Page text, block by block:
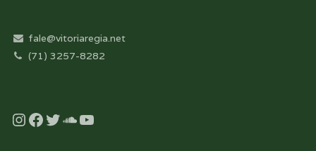
fale@vitoriaregia.net
(71) 3257-8282
Instagram
Facebook
Twitter
Soundcloud
YouTube